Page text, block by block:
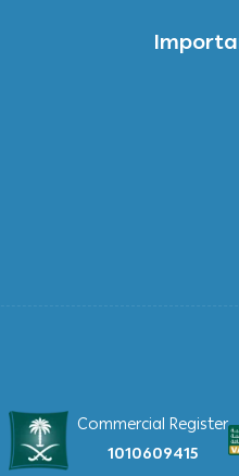
Commercial Register
1010609415